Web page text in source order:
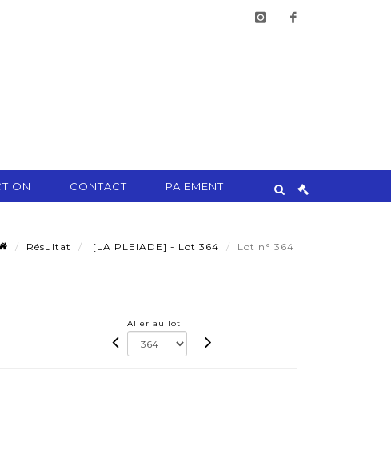
CONTACT PAIEMENT
Résultat [LA PLEIADE] - Lot 364 Lot n° 364
Aller au lot